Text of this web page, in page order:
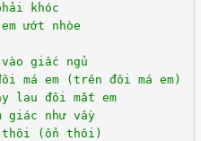
khóc
ướt nhòe
giấc ngủ
má em (trên đôi má em)
lau đôi mắt em
giác như vầy
thôi (ổn thôi)